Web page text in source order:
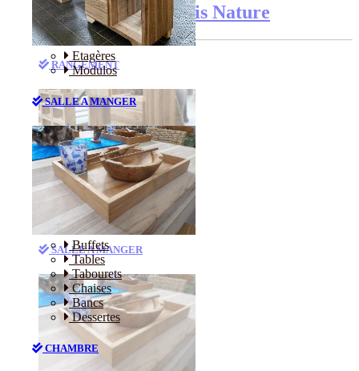
Etagères
Modulos
SALLE A MANGER
Buffets
Tables
Tabourets
Chaises
Bancs
Dessertes
CHAMBRE
Le catalogue de Bois Nature
RANGEMENT
Etagères
Modulos
SALLE A MANGER